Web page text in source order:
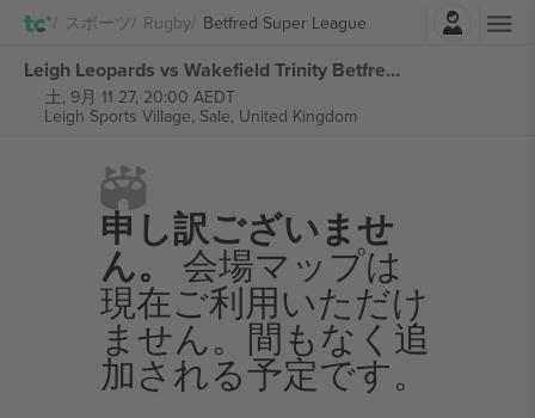
スポーツ Rugby Betfred Super League
ログイン
Leigh Leopards vs Wakefield Trinity Betfred Super League チケット
土, 9月 11 27, 20:00 AEDT
Leigh Sports Village, Sale, United Kingdom
申し訳ございませ
ん。 会場マップは
現在ご利用いただけ
ません。間もなく追
加される予定です。